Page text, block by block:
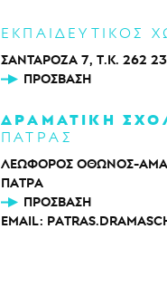
ΕΚΠΑΙΔΕΥΤΙΚΟΣ
ΣΑΝΤΑΡΟΖΑ 7, Τ.Κ. 262
ΠΡΌΣΒΑΣΗ
ΔΡΑΜΑΤΙΚΗ
ΠΑΤΡΑΣ
ΛΕΩΦΟΡΟΣ ΟΘΩΝΟΣ-
ΠΑΤΡΑ
ΠΡΌΣΒΑΣΗ
EMAIL: